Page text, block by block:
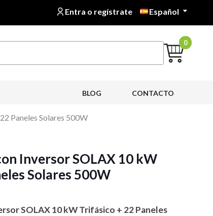
Entra o regístrate Español 
0
CONTACTO
BLOG
Paneles Solares 500W
Inversor SOLAX 10 kW
Solares 500W
SOLAX 10 kW Trifásico + 22 Paneles